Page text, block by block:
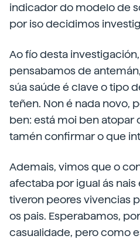
indicador do modelo de
por iso decidimos
Ao fío desta
pensabamos de
súa saúde é clave o tipo
teñen. Non é nada novo,
ben: está moi ben atopar
tamén confirmar o que
Ademais, vimos que o
afectaba por igual ás nais
tiveron peores vivencias
os pais. Esperabamos,
casualidade, pero como